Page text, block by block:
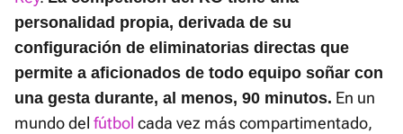
personalidad propia, derivada de su
configuración de eliminatorias directas que
permite a aficionados de todo equipo soñar con
una gesta durante, al menos, 90 minutos. En un
mundo del fútbol cada vez más compartimentado,